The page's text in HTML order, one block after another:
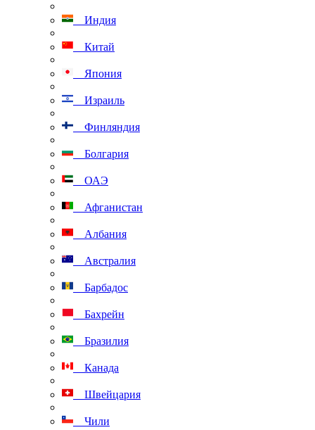
Индия
Китай
Япония
Израиль
Финляндия
Болгария
ОАЭ
Афганистан
Албания
Австралия
Барбадос
Бахрейн
Бразилия
Канада
Швейцария
Чили